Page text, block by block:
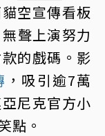
空宣傳看板
聲上演努力
的戲碼。影
，吸引逾7萬
尼克官方小
點。